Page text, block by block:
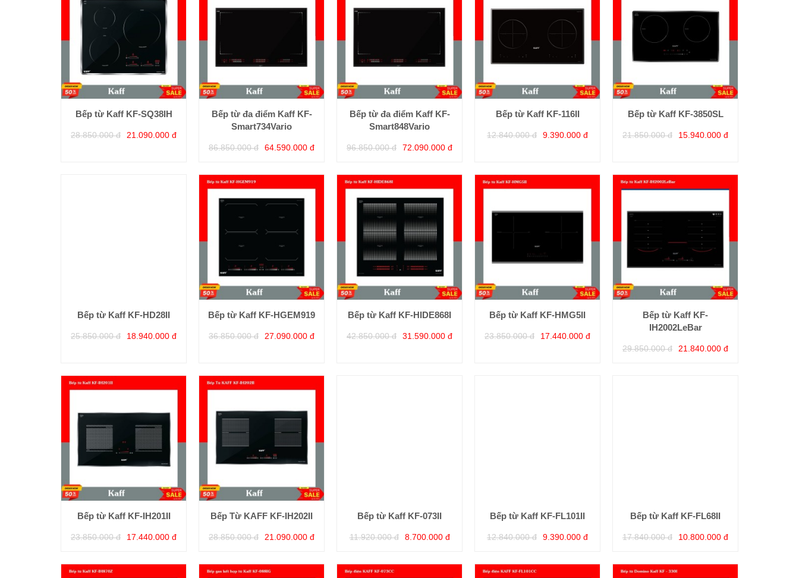
Bếp từ Kaff KF-SQ38IH
28.850.000 đ 21.090.000 đ
Bếp từ đa điểm Kaff KF-
Smart734Vario
86.850.000 đ 64.590.000 đ
Bếp từ đa điểm Kaff KF-
Smart848Vario
96.850.000 đ 72.090.000 đ
Bếp từ Kaff KF-116II
12.840.000 đ 9.390.000 đ
Bếp từ Kaff KF-3850SL
21.850.000 đ 15.940.000 đ
Bếp từ Kaff KF-HD28II
25.850.000 đ 18.940.000 đ
Bếp từ Kaff KF-HGEM919
36.850.000 đ 27.090.000 đ
Bếp từ Kaff KF-HIDE868I
42.850.000 đ 31.590.000 đ
Bếp từ Kaff KF-HMG5II
23.850.000 đ 17.440.000 đ
Bếp từ Kaff KF-
IH2002LeBar
29.850.000 đ 21.840.000 đ
Bếp từ Kaff KF-IH201II
23.850.000 đ 17.440.000 đ
Bếp Từ KAFF KF-IH202II
28.850.000 đ 21.090.000 đ
Bếp từ Kaff KF-073II
11.920.000 đ 8.700.000 đ
Bếp từ Kaff KF-FL101II
12.840.000 đ 9.390.000 đ
Bếp từ Kaff KF-FL68II
17.840.000 đ 10.800.000 đ